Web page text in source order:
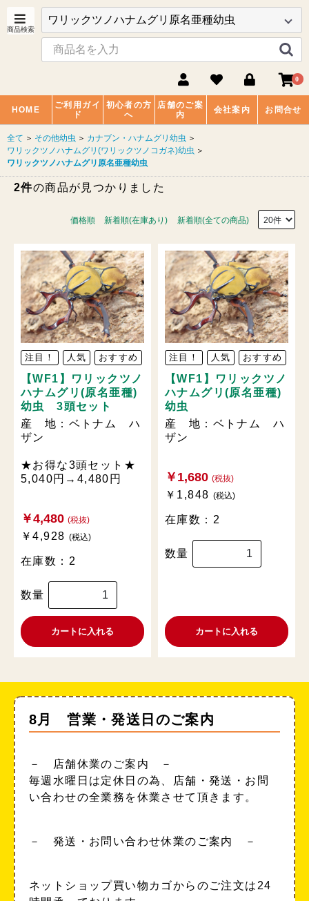
0
HOME
ご利用ガイ
ド
初心者の方
へ
店舗のご案
内
会社案内 お問合せ
全て ＞ その他幼虫 ＞ カナブン・ハナムグリ幼虫 ＞
ワリックツノハナムグリ(ワリックツノコガネ)幼虫 ＞
ワリックツノハナムグリ原名亜種幼虫
2件の商品が見つかりました
価格順 新着順(在庫あり) 新着順(全ての商品)
注目！ 人気 おすすめ
【WF1】ワリックツノ
ハナムグリ(原名亜種)
幼虫 3頭セット
産 地：ベトナム ハ
ザン
★お得な3頭セット★
5,040円→4,480円
￥4,480 (税抜)
￥4,928 (税込)
在庫数：2
数量
カートに入れる
注目！ 人気 おすすめ
【WF1】ワリックツノ
ハナムグリ(原名亜種)
幼虫
産 地：ベトナム ハ
ザン
￥1,680 (税抜)
￥1,848 (税込)
在庫数：2
数量
カートに入れる
8月 営業・発送日のご案内
－ 店舗休業のご案内 －
毎週水曜日は定休日の為、店舗・発送・お問
い合わせの全業務を休業させて頂きます。
－ 発送・お問い合わせ休業のご案内 －
ネットショップ買い物カゴからのご注文は24